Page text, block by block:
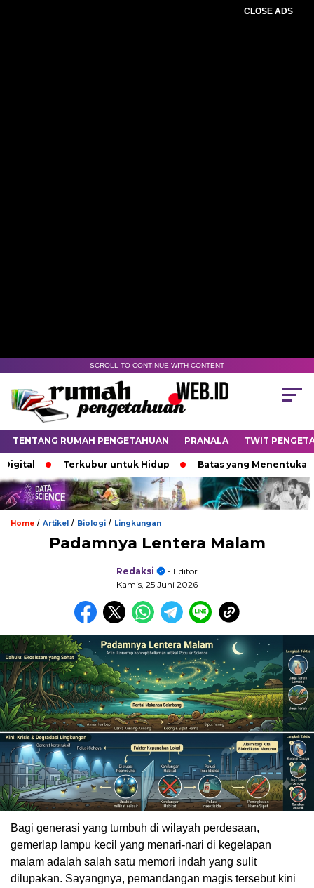
CLOSE ADS
SCROLL TO CONTINUE WITH CONTENT
TENTANG RUMAH PENGETAHUAN PRANALA TWIT
Terkubur untuk Hidup Batas yang Menentukan
Home / Artikel / Biologi / Lingkungan
Padamnya Lentera Malam
Redaksi
- Editor
Kamis, 25 Juni 2026
Bagi generasi yang tumbuh di wilayah perdesaan,
gemerlap lampu kecil yang menari-nari di kegelapan
malam adalah salah satu memori indah yang sulit
dilupakan. Sayangnya, pemandangan magis tersebut kini